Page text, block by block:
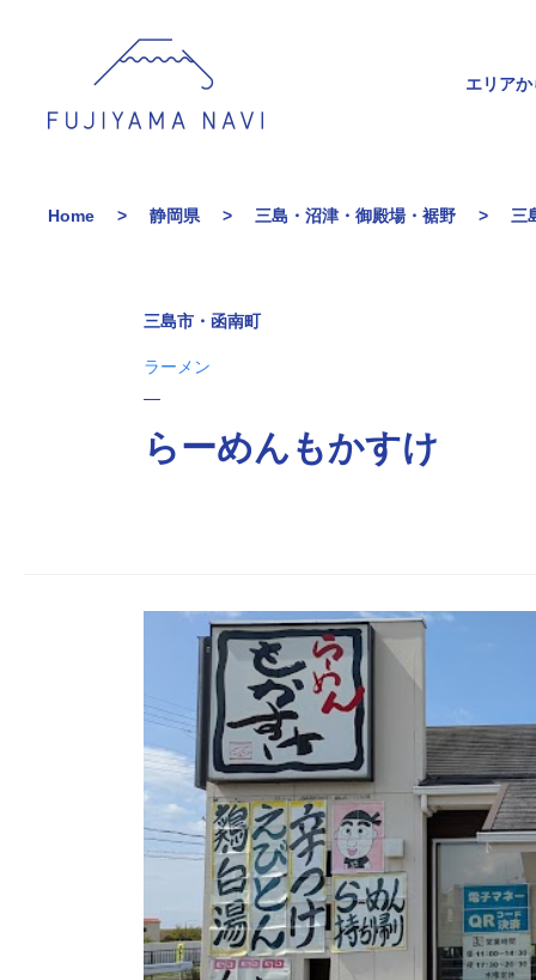
エリア
Home 静岡県 三島・沼津・御殿場・裾野 三
三島市・函南町
ラーメン
らーめんもかすけ